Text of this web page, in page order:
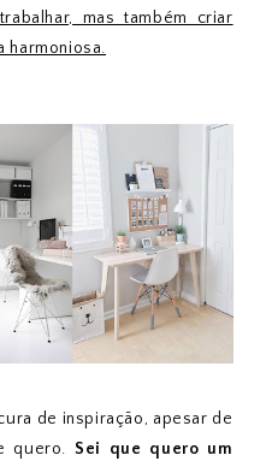
mas também criar
harmoniosa.
de inspiração, apesar de
quero. Sei que quero um